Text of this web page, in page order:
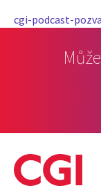
cgi-podcast-